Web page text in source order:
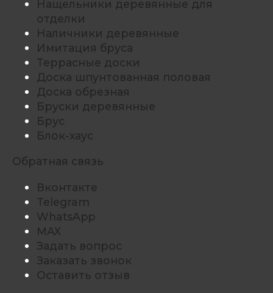
Нащельники деревянные для
отделки
Наличники деревянные
Имитация бруса
Террасные доски
Доска шпунтованная половая
Доска обрезная
Бруски деревянные
Брус
Блок-хаус
Обратная связь
Вконтакте
Telegram
WhatsApp
MAX
Задать вопрос
Заказать звонок
Оставить отзыв